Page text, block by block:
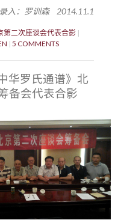
入：罗训森 2014.11.1
二次座谈会代表合影
5 COMMENTS
华罗氏通谱》北
备会代表合影